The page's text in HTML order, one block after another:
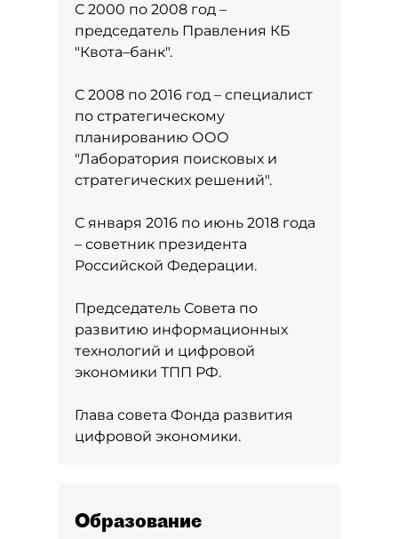
С 2000 по 2008 год –
председатель Правления КБ
"Квота–банк".
С 2008 по 2016 год – специалист
по стратегическому
планированию ООО
"Лаборатория поисковых и
стратегических решений".
С января 2016 по июнь 2018 года
– советник президента
Российской Федерации.
Председатель Совета по
развитию информационных
технологий и цифровой
экономики ТПП РФ.
Глава совета Фонда развития
цифровой экономики.
Образование